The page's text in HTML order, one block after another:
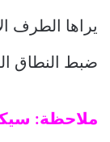
يراها الطرف
ضبط النطاق الزمني بين 5
ملاحظة: